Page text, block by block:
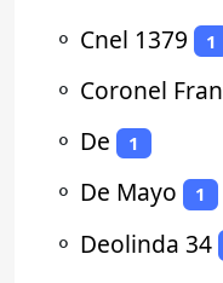
⚬ Cnel 1379 1
⚬ Coronel
⚬ De 1
⚬ De Mayo 1
⚬ Deolinda 34